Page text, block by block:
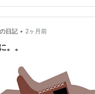
趾の痛みを軽減する目的
す。 外反母趾でお悩みの
です！ ちなみに今回はアー
日記 • 2ヶ月前
。。